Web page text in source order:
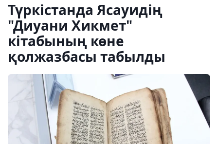
Түркістанда Ясауидің
"Диуани Хикмет"
кітабының көне
қолжазбасы табылды